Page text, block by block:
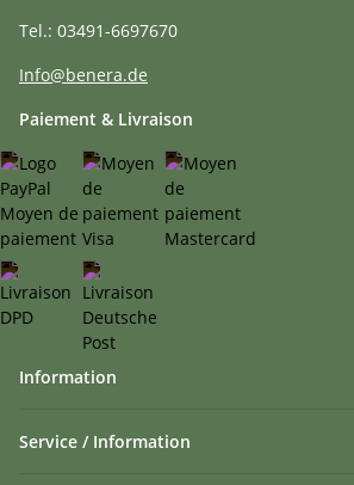
Tel.: 03491-6697670
Info@benera.de
Paiement & Livraison
Information
Service / Information